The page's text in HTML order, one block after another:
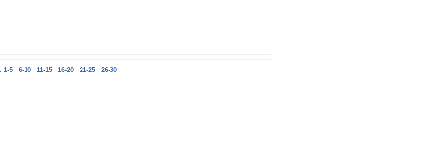
1-5 6-10 11-15 16-20 21-25 26-30